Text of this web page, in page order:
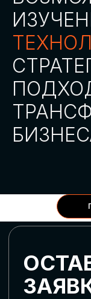
СТАТЬ
ГЛОБАЛЬНАЯ
ЦИФРОВИЗАЦИЯ
актуальных
трансформации.
массовом
инструментов,